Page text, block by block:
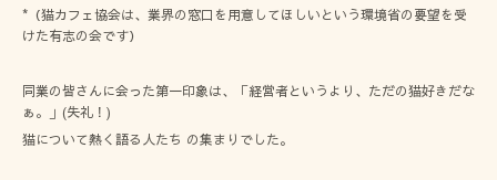
*（猫カフェ協会は、業界の窓口を用意してほしいという環境省の要望を受
けた有志の会です）
同業の皆さんに会った第一印象は、「経営者というより、ただの猫好きだな
ぁ。」(失礼！)
猫について熱く語る人たち の集まりでした。